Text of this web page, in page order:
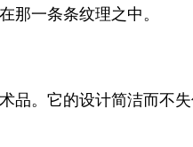
那一条条纹理之中。
品。它的设计简洁而不